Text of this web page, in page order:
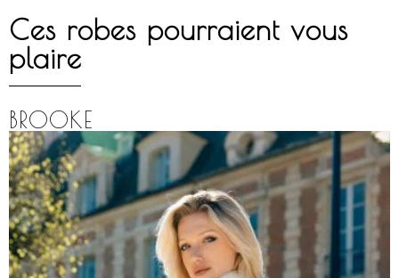
Ces robes pourraient vous
plaire
BROOKE